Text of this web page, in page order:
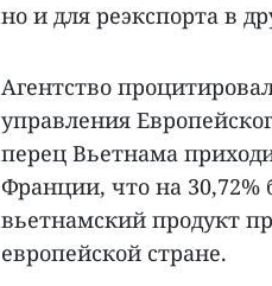
но и для реэкспорта в
Агентство
управления
перец Вьетнама
Франции, что на 30,72%
вьетнамский продукт
европейской стране.